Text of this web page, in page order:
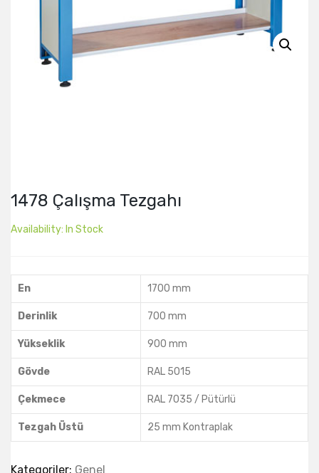
1478 Çalışma Tezgahı
Availability: In Stock
En 1700 mm
Derinlik 700 mm
Yükseklik 900 mm
Gövde RAL 5015
Çekmece RAL 7035 / Pütürlü
Tezgah Üstü 25 mm Kontraplak
Kategoriler: Genel